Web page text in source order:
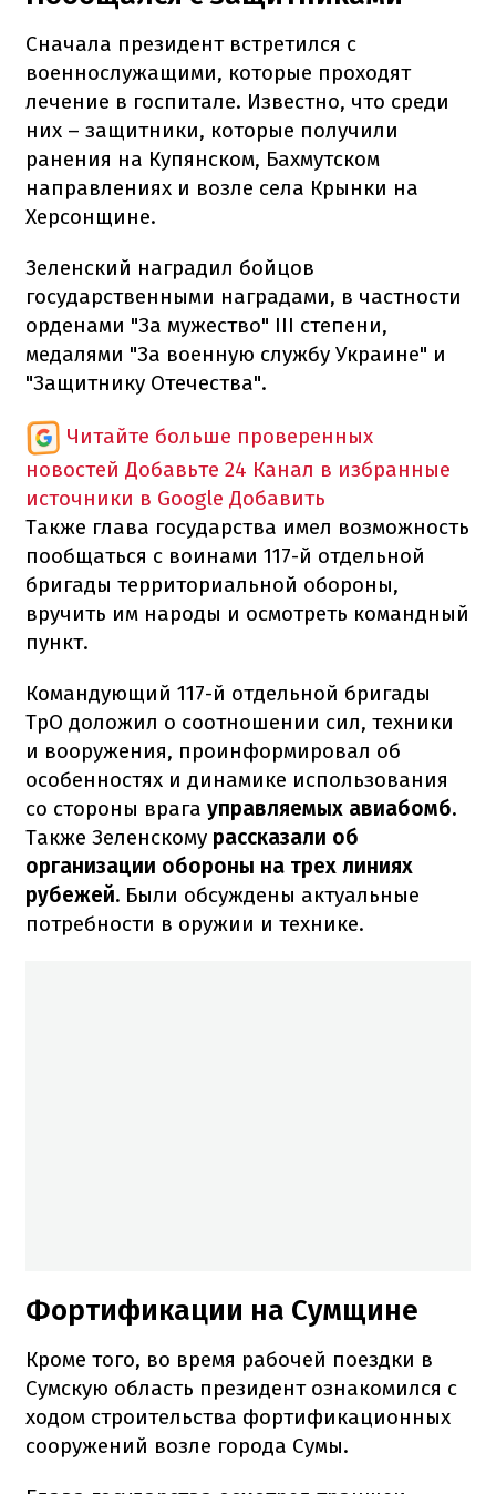
Сначала президент встретился с
военнослужащими, которые проходят
лечение в госпитале. Известно, что среди
них – защитники, которые получили
ранения на Купянском, Бахмутском
направлениях и возле села Крынки на
Херсонщине.
Зеленский наградил бойцов
государственными наградами, в частности
орденами "За мужество" III степени,
медалями "За военную службу Украине" и
"Защитнику Отечества".
Читайте больше проверенных
новостей Добавьте 24 Канал в избранные
источники в Google Добавить
Также глава государства имел возможность
пообщаться с воинами 117-й отдельной
бригады территориальной обороны,
вручить им народы и осмотреть командный
пункт.
Командующий 117-й отдельной бригады
ТрО доложил о соотношении сил, техники
и вооружения, проинформировал об
особенностях и динамике использования
со стороны врага управляемых авиабомб.
Также Зеленскому рассказали об
организации обороны на трех линиях
рубежей. Были обсуждены актуальные
потребности в оружии и технике.
Фортификации на Сумщине
Кроме того, во время рабочей поездки в
Сумскую область президент ознакомился с
ходом строительства фортификационных
сооружений возле города Сумы.